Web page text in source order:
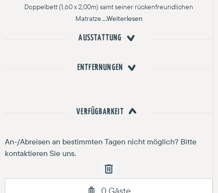
Doppelbett (1,60 x 2,00m) samt seiner rückenfreundlichen
Matratze....Weiterlesen
AUSSTATTUNG
ENTFERNUNGEN
VERFÜGBARKEIT